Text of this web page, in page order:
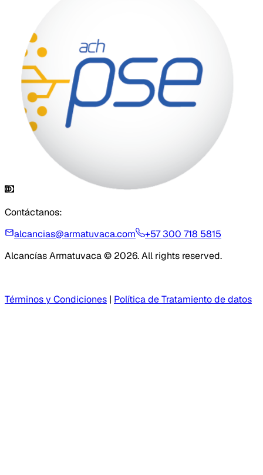
Contáctanos:
alcancias@armatuvaca.com
+57 300 718 5815
Alcancías Armatuvaca © 2026. All rights reserved.
Términos y Condiciones | Política de Tratamiento de datos